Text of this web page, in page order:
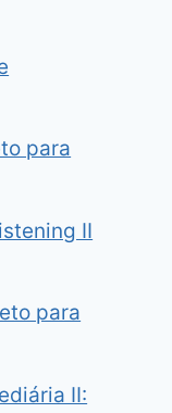
para
II
para
II: